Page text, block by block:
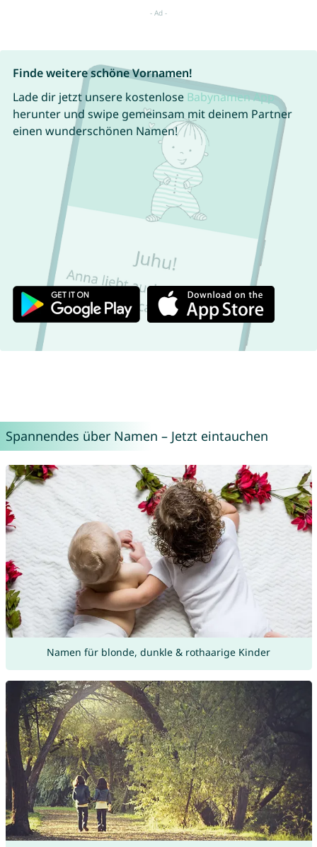
Finde weitere schöne Vornamen!
Lade dir jetzt unsere kostenlose Babynamen App
herunter und swipe gemeinsam mit deinem Partner
einen wunderschönen Namen!
Spannendes über Namen – Jetzt eintauchen
Namen für blonde, dunkle & rothaarige Kinder